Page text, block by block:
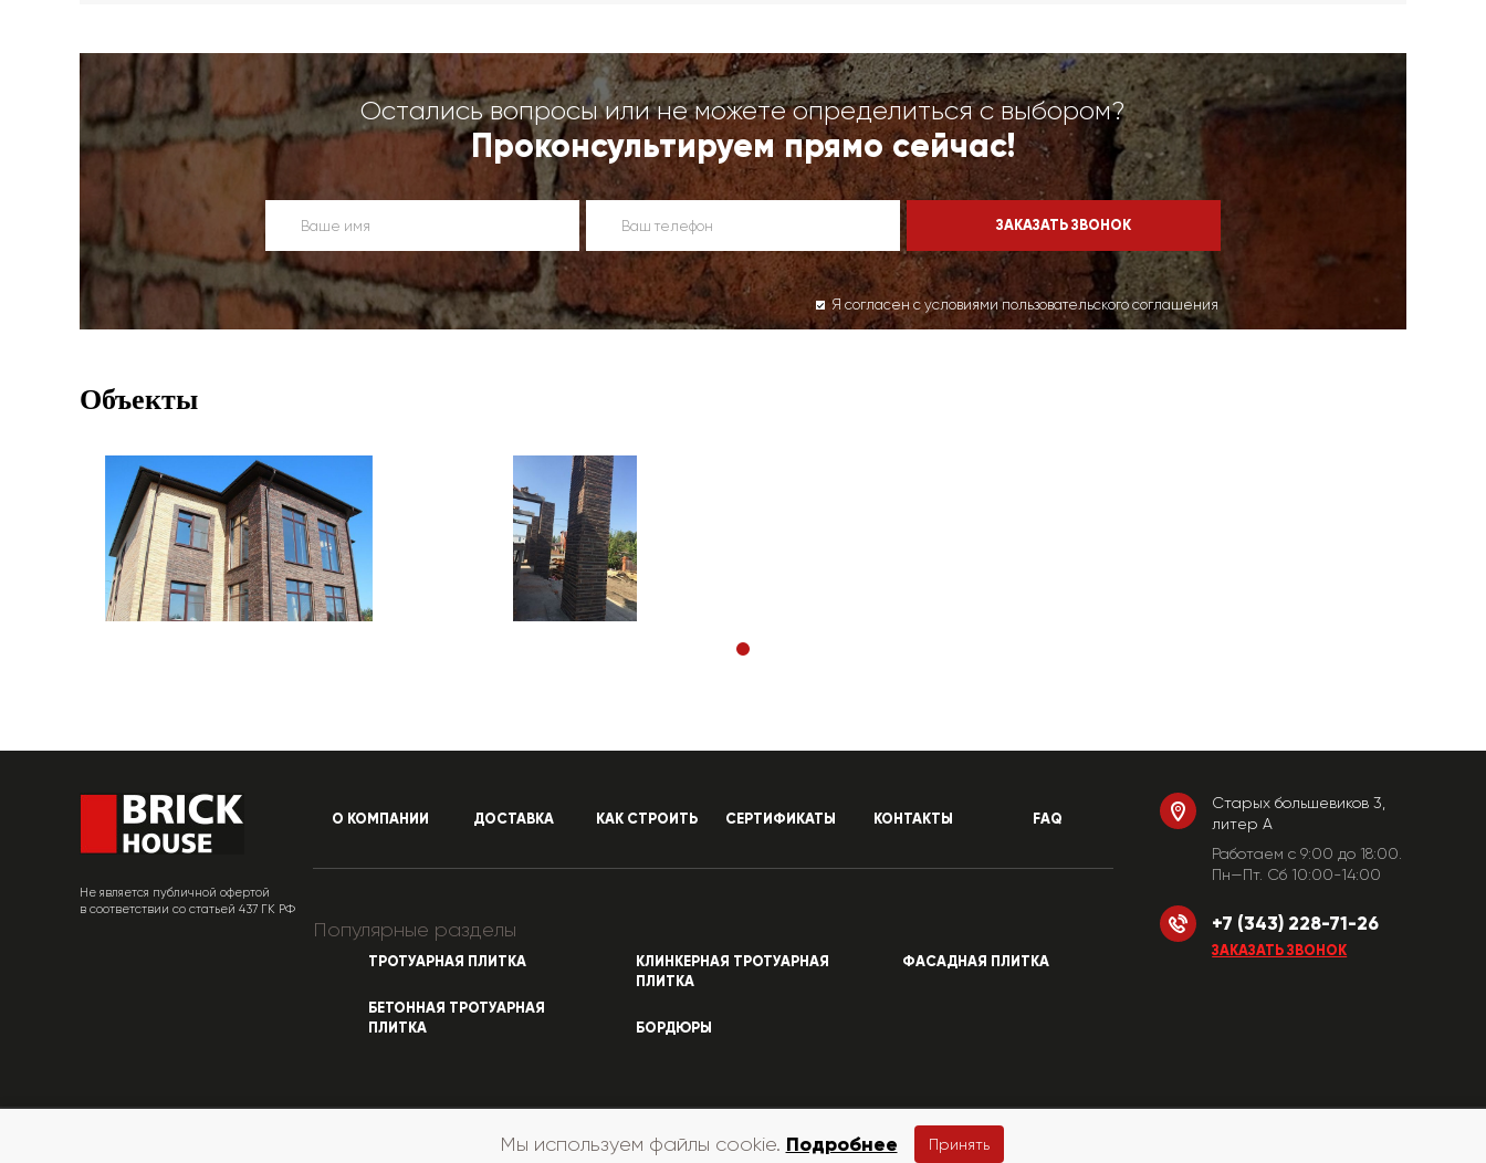
Остались вопросы или не можете определиться с выбором?
Проконсультируем прямо сейчас!
Я согласен с условиями пользовательского соглашения
Объекты
Не является публичной офертой
в соответствии со статьей 437 ГК РФ
О КОМПАНИИ ДОСТАВКА КАК СТРОИТЬ СЕРТИФИКАТЫ КОНТАКТЫ FAQ
Популярные разделы
ТРОТУАРНАЯ ПЛИТКА
БЕТОННАЯ ТРОТУАРНАЯ
ПЛИТКА
КЛИНКЕРНАЯ ТРОТУАРНАЯ
ПЛИТКА
БОРДЮРЫ
ФАСАДНАЯ ПЛИТКА
Старых большевиков 3,
литер А
Работаем c 9:00 до 18:00.
Пн—Пт. Сб 10:00-14:00
+7 (343) 228-71-26
ЗАКАЗАТЬ ЗВОНОК
Мы используем файлы cookie. Подробнее Принять